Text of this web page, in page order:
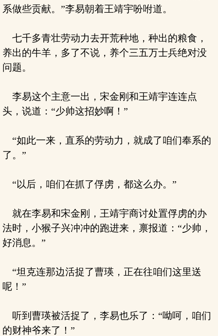
系做些贡献。”李易朝着王靖宇吩咐道。
七千多青壮劳动力去开荒种地，种出的粮食，
养出的牛羊，多了不说，养个三五万士兵绝对没
问题。
李易这个主意一出，宋金刚和王靖宇连连点
头，说道：“少帅这招妙啊！”
“如此一来，直系的劳动力，就成了咱们奉系的
了。”
“以后，咱们在抓了俘虏，都这么办。”
就在李易和宋金刚，王靖宇商讨处置俘虏的办
法时，小猴子兴冲冲的跑进来，禀报道：“少帅，
好消息。”
“坦克连那边活捉了曹瑛，正在往咱们这里送
呢！”
听到曹瑛被活捉了，李易也乐了：“呦呵，咱们
的财神爷来了！”